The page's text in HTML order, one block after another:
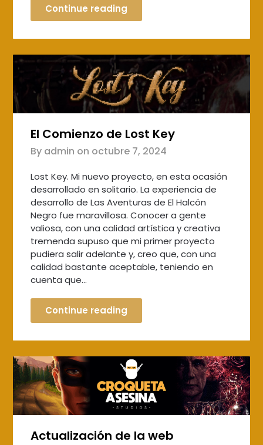
Continue reading
El Comienzo de Lost Key
By admin on octubre 7, 2024
Lost Key. Mi nuevo proyecto, en esta ocasión
desarrollado en solitario. La experiencia de
desarrollo de Las Aventuras de El Halcón
Negro fue maravillosa. Conocer a gente
valiosa, con una calidad artística y creativa
tremenda supuso que mi primer proyecto
pudiera salir adelante y, creo que, con una
calidad bastante aceptable, teniendo en
cuenta que…
Continue reading
Actualización de la web